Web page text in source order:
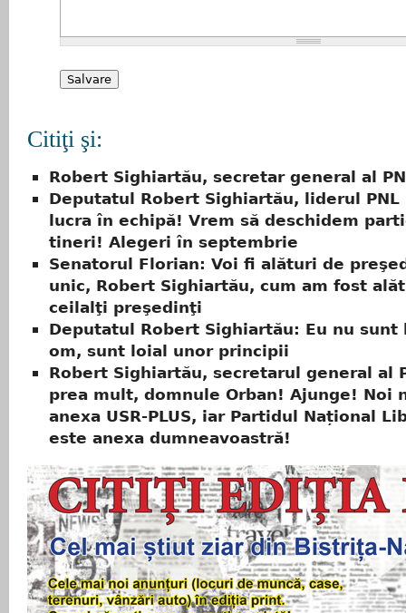
Citiţi şi:
Robert Sighiartău, secretar general al
Deputatul Robert Sighiartău, liderul PNL
lucra în echipă! Vrem să deschidem
tineri! Alegeri în septembrie
Senatorul Florian: Voi fi alături de
unic, Robert Sighiartău, cum am fost
ceilalţi preşedinţi
Deputatul Robert Sighiartău: Eu nu sunt
om, sunt loial unor principii
Robert Sighiartău, secretarul general al
prea mult, domnule Orban! Ajunge! Noi
anexa USR-PLUS, iar Partidul Național
este anexa dumneavoastră!